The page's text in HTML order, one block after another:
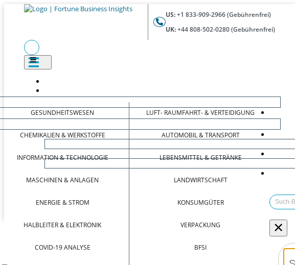
US:+1 833-909-2966 (Gebührenfrei)
UK:+44 808-502-0280 (Gebührenfrei)
GESUNDHEITSWESEN
CHEMIKALIEN & WERKSTOFFE
INFORMATION & TECHNOLOGIE
MASCHINEN & ANLAGEN
ENERGIE & STROM
HALBLEITER & ELEKTRONIK
COVID-19 ANALYSE
LUFT- RAUMFAHRT- & VERTEIDIGUNG
AUTOMOBIL & TRANSPORT
LEBENSMITTEL & GETRÄNKE
LANDWIRTSCHAFT
KONSUMGÜTER
VERPACKUNG
BFSI
×